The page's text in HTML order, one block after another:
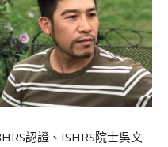
認證、ISHRS院士吳文